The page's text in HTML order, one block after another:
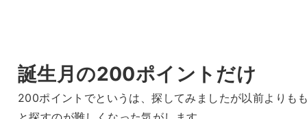
誕生月の200ポイントだけ
200ポイントでというは、探してみましたが以前よりも